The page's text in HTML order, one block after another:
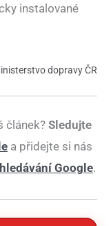
instalované
dopravy ČR
článek?Sledujte
a přidejte si nás
Google.